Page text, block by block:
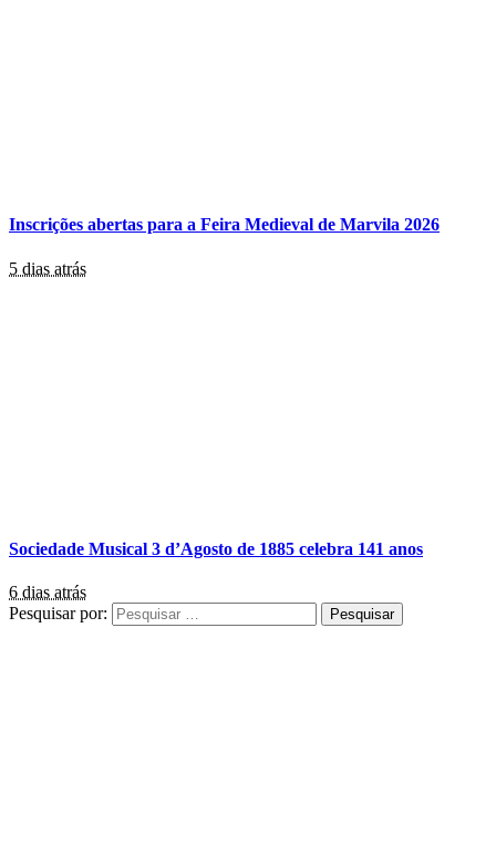
Inscrições abertas para a Feira Medieval de Marvila 2026
5 dias atrás
Sociedade Musical 3 d’Agosto de 1885 celebra 141 anos
6 dias atrás
Pesquisar por: